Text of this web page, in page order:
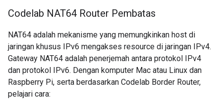
Codelab NAT64 Router Pembatas
NAT64 adalah mekanisme yang memungkinkan host di
jaringan khusus IPv6 mengakses resource di jaringan IPv4.
Gateway NAT64 adalah penerjemah antara protokol IPv4
dan protokol IPv6. Dengan komputer Mac atau Linux dan
Raspberry Pi, serta berdasarkan Codelab Border Router,
pelajari cara: